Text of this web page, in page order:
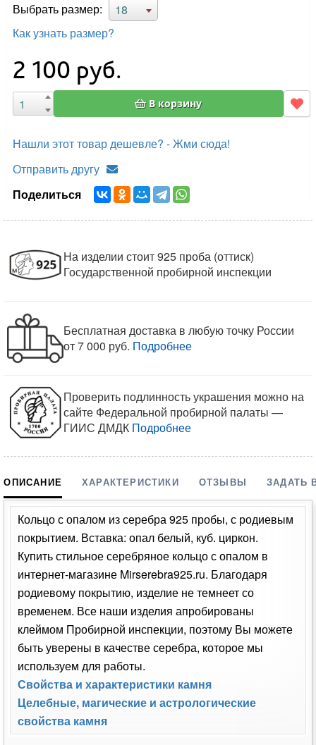
Выбрать размер:
18
Как узнать размер?
2 100 руб.
В корзину
Нашли этот товар дешевле? - Жми сюда!
Отправить другу
Поделиться
На изделии стоит 925 проба (оттиск)
Государственной пробирной инспекции
Бесплатная доставка в любую точку России
от 7 000 руб. Подробнее
Проверить подлинность украшения можно на
сайте Федеральной пробирной палаты —
ГИИС ДМДК Подробнее
ОПИСАНИЕ ХАРАКТЕРИСТИКИ ОТЗЫВЫ ЗАДАТЬ
Кольцо с опалом из серебра 925 пробы, с родиевым
покрытием. Вставка: опал белый, куб. циркон.
Купить стильное серебряное кольцо с опалом в
интернет-магазине Mirserebra925.ru. Благодаря
родиевому покрытию, изделие не темнеет со
временем. Все наши изделия апробированы
клеймом Пробирной инспекции, поэтому Вы можете
быть уверены в качестве серебра, которое мы
используем для работы.
Свойства и характеристики камня
Целебные, магические и астрологические
свойства камня